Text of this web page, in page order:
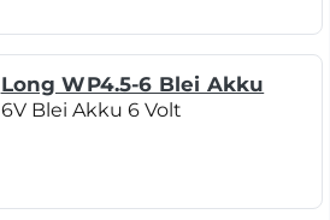
Long WP4.5-6 Blei Akku
6V Blei Akku 6 Volt